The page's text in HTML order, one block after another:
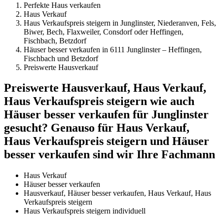
Perfekte Haus verkaufen
Haus Verkauf
Haus Verkaufspreis steigern in Junglinster, Niederanven, Fels,
Biwer, Bech, Flaxweiler, Consdorf oder Heffingen,
Fischbach, Betzdorf
Häuser besser verkaufen in 6111 Junglinster – Heffingen,
Fischbach und Betzdorf
Preiswerte Hausverkauf
Preiswerte Hausverkauf, Haus Verkauf,
Haus Verkaufspreis steigern wie auch
Häuser besser verkaufen für Junglinster
gesucht? Genauso für Haus Verkauf,
Haus Verkaufspreis steigern und Häuser
besser verkaufen sind wir Ihre Fachmann
Haus Verkauf
Häuser besser verkaufen
Hausverkauf, Häuser besser verkaufen, Haus Verkauf, Haus
Verkaufspreis steigern
Haus Verkaufspreis steigern individuell